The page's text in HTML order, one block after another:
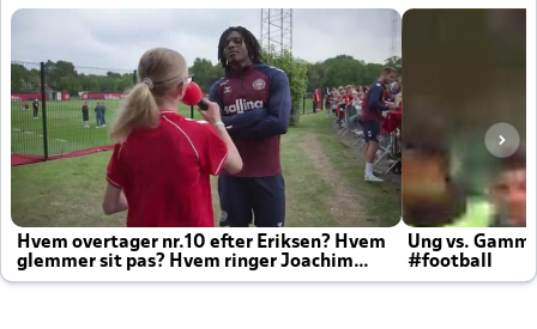
Hvem overtager nr.10 efter Eriksen? Hvem
glemmer sit pas? Hvem ringer Joachim
altid til efter kampe?
Ung vs.
#football